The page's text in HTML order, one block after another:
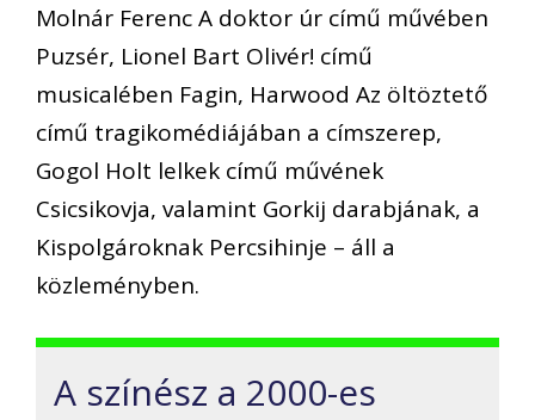
Molnár Ferenc A doktor úr című művében
Puzsér, Lionel Bart Olivér! című
musicalében Fagin, Harwood Az öltöztető
című tragikomédiájában a címszerep,
Gogol Holt lelkek című művének
Csicsikovja, valamint Gorkij darabjának, a
Kispolgároknak Percsihinje – áll a
közleményben.
A színész a 2000-es